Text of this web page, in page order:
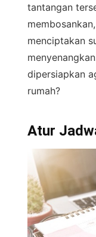
tantangan
menciptakan
dipersiapkan
rumah?
Atur